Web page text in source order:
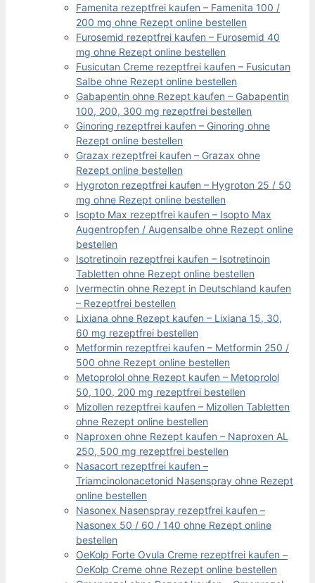
Famenita rezeptfrei kaufen – Famenita 100 /
200 mg ohne Rezept online bestellen
Furosemid rezeptfrei kaufen – Furosemid 40
mg ohne Rezept online bestellen
Fusicutan Creme rezeptfrei kaufen – Fusicutan
Salbe ohne Rezept online bestellen
Gabapentin ohne Rezept kaufen – Gabapentin
100, 200, 300 mg rezeptfrei bestellen
Ginoring rezeptfrei kaufen – Ginoring ohne
Rezept online bestellen
Grazax rezeptfrei kaufen – Grazax ohne
Rezept online bestellen
Hygroton rezeptfrei kaufen – Hygroton 25 / 50
mg ohne Rezept online bestellen
Isopto Max rezeptfrei kaufen – Isopto Max
Augentropfen / Augensalbe ohne Rezept online
bestellen
Isotretinoin rezeptfrei kaufen – Isotretinoin
Tabletten ohne Rezept online bestellen
Ivermectin ohne Rezept in Deutschland kaufen
– Rezeptfrei bestellen
Lixiana ohne Rezept kaufen – Lixiana 15, 30,
60 mg rezeptfrei bestellen
Metformin rezeptfrei kaufen – Metformin 250 /
500 ohne Rezept online bestellen
Metoprolol ohne Rezept kaufen – Metoprolol
50, 100, 200 mg rezeptfrei bestellen
Mizollen rezeptfrei kaufen – Mizollen Tabletten
ohne Rezept online bestellen
Naproxen ohne Rezept kaufen – Naproxen AL
250, 500 mg rezeptfrei bestellen
Nasacort rezeptfrei kaufen –
Triamcinolonacetonid Nasenspray ohne Rezept
online bestellen
Nasonex Nasenspray rezeptfrei kaufen –
Nasonex 50 / 60 / 140 ohne Rezept online
bestellen
OeKolp Forte Ovula Creme rezeptfrei kaufen –
OeKolp Creme ohne Rezept online bestellen